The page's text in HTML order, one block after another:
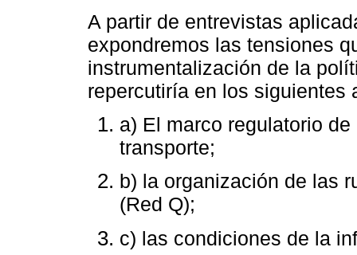
A partir de entrevistas
expondremos las tensiones
instrumentalización de la
repercutiría en los siguientes
a) El marco regulatorio
transporte;
b) la organización de las
(Red Q);
c) las condiciones de la